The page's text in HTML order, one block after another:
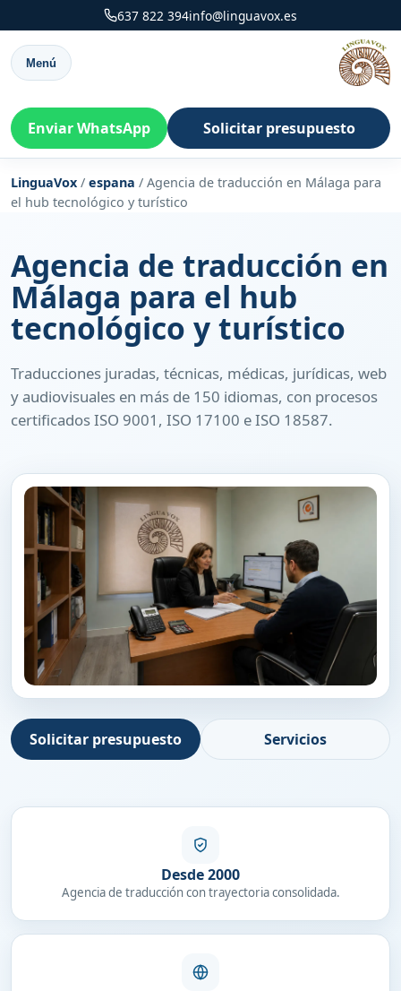
637 822 394info@linguavox.es
Menú
Enviar WhatsApp Solicitar presupuesto
LinguaVox / espana / Agencia de traducción en Málaga para
el hub tecnológico y turístico
Agencia de traducción en
Málaga para el hub
tecnológico y turístico
Traducciones juradas, técnicas, médicas, jurídicas, web
y audiovisuales en más de 150 idiomas, con procesos
certificados ISO 9001, ISO 17100 e ISO 18587.
Solicitar presupuesto Servicios
Desde 2000
Agencia de traducción con trayectoria consolidada.